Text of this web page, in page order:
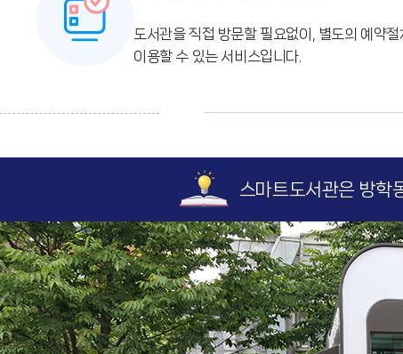
도서관을 직접 방문할 필요없이, 별도의 예약
이용할 수 있는 서비스입니다.
스마트도서관은 방학